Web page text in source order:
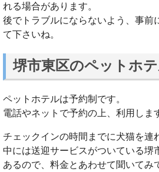
れる場合があります。
後でトラブルにならないよう、事前
て下さいね。
堺市東区のペットホ
ペットホテルは予約制です。
電話やネットで予約の上、利用しま
チェックインの時間までに犬猫を連
中には送迎サービスがついている堺
あるので、料金とあわせて聞いてみ